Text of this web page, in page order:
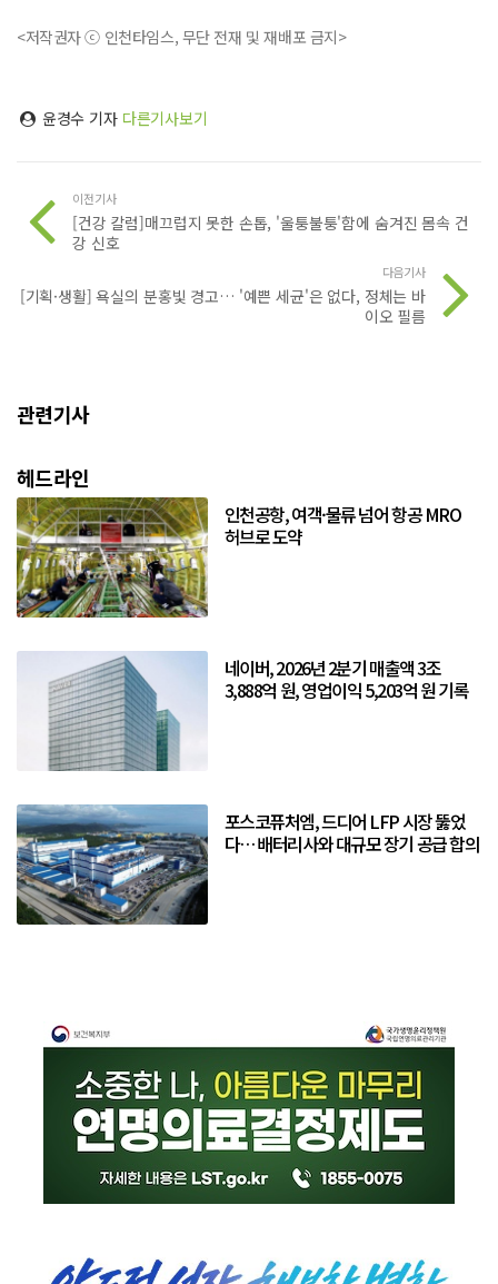
<저작권자 ⓒ 인천타임스, 무단 전재 및 재배포 금지>
윤경수 기자 다른기사보기
이전기사
[건강 칼럼]매끄럽지 못한 손톱, '울퉁불퉁'함에 숨겨진 몸속 건
강 신호
다음기사
[기획·생활] 욕실의 분홍빛 경고… '예쁜 세균'은 없다, 정체는 바
이오 필름
관련기사
헤드라인
인천공항, 여객·물류 넘어 항공 MRO
허브로 도약
네이버, 2026년 2분기 매출액 3조
3,888억 원, 영업이익 5,203억 원 기록
포스코퓨처엠, 드디어 LFP 시장 뚫었
다… 배터리사와 대규모 장기 공급 합의